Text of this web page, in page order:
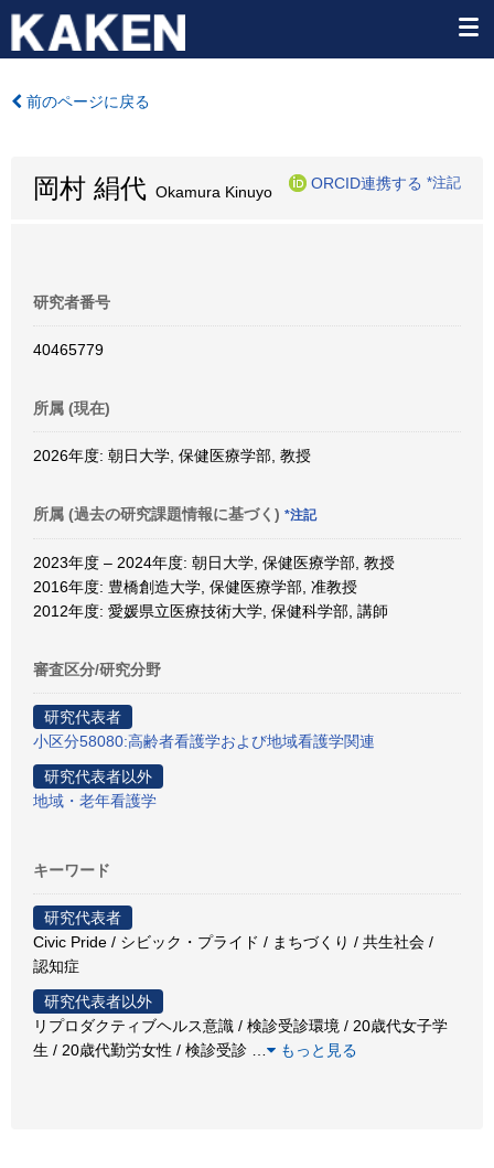
前のページに戻る
岡村 絹代 Okamura Kinuyo
ORCID連携する *注記
研究者番号
40465779
所属 (現在)
2026年度: 朝日大学, 保健医療学部, 教授
所属 (過去の研究課題情報に基づく) *注記
2023年度 – 2024年度: 朝日大学, 保健医療学部, 教授
2016年度: 豊橋創造大学, 保健医療学部, 准教授
2012年度: 愛媛県立医療技術大学, 保健科学部, 講師
審査区分/研究分野
研究代表者
小区分58080:高齢者看護学および地域看護学関連
研究代表者以外
地域・老年看護学
キーワード
研究代表者
Civic Pride / シビック・プライド / まちづくり / 共生社会 /
認知症
研究代表者以外
リプロダクティブヘルス意識 / 検診受診環境 / 20歳代女子学
生 / 20歳代勤労女性 / 検診受診
もっと見る